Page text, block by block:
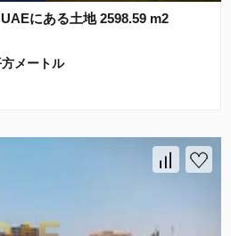
にある土地 2598.59 m2
メートル